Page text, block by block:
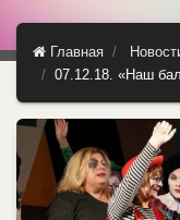
Главная
07.12.18. «Наш